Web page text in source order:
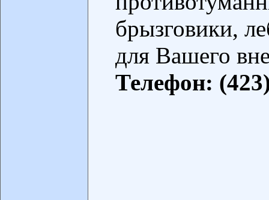
брызговики,
для Вашего
Телефон: